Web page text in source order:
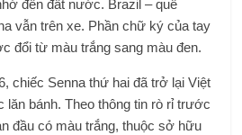
đến đất nước. Brazil – quê
vẫn trên xe. Phần chữ ký của tay
đổi từ màu trắng sang màu đen.
chiếc Senna thứ hai đã trở lại Việt
lăn bánh. Theo thông tin rò rỉ trước
đầu có màu trắng, thuộc sở hữu